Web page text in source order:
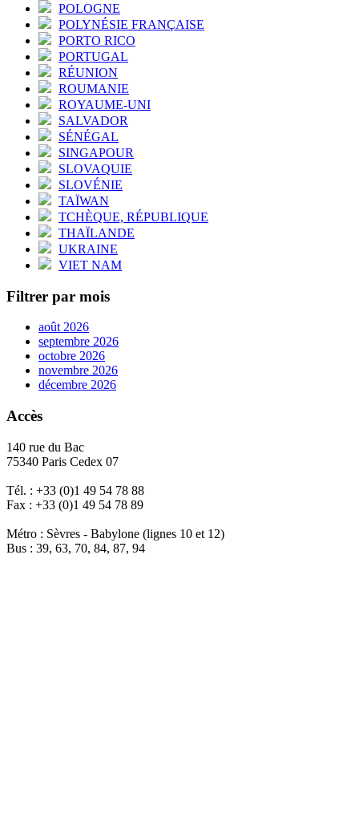
POLOGNE
POLYNÉSIE FRANÇAISE
PORTO RICO
PORTUGAL
RÉUNION
ROUMANIE
ROYAUME-UNI
SALVADOR
SÉNÉGAL
SINGAPOUR
SLOVAQUIE
SLOVÉNIE
TAÏWAN
TCHÈQUE, RÉPUBLIQUE
THAÏLANDE
UKRAINE
VIET NAM
Filtrer par mois
août 2026
septembre 2026
octobre 2026
novembre 2026
décembre 2026
Accès
140 rue du Bac
75340 Paris Cedex 07
Tél. : +33 (0)1 49 54 78 88
Fax : +33 (0)1 49 54 78 89
Métro : Sèvres - Babylone (lignes 10 et 12)
Bus : 39, 63, 70, 84, 87, 94